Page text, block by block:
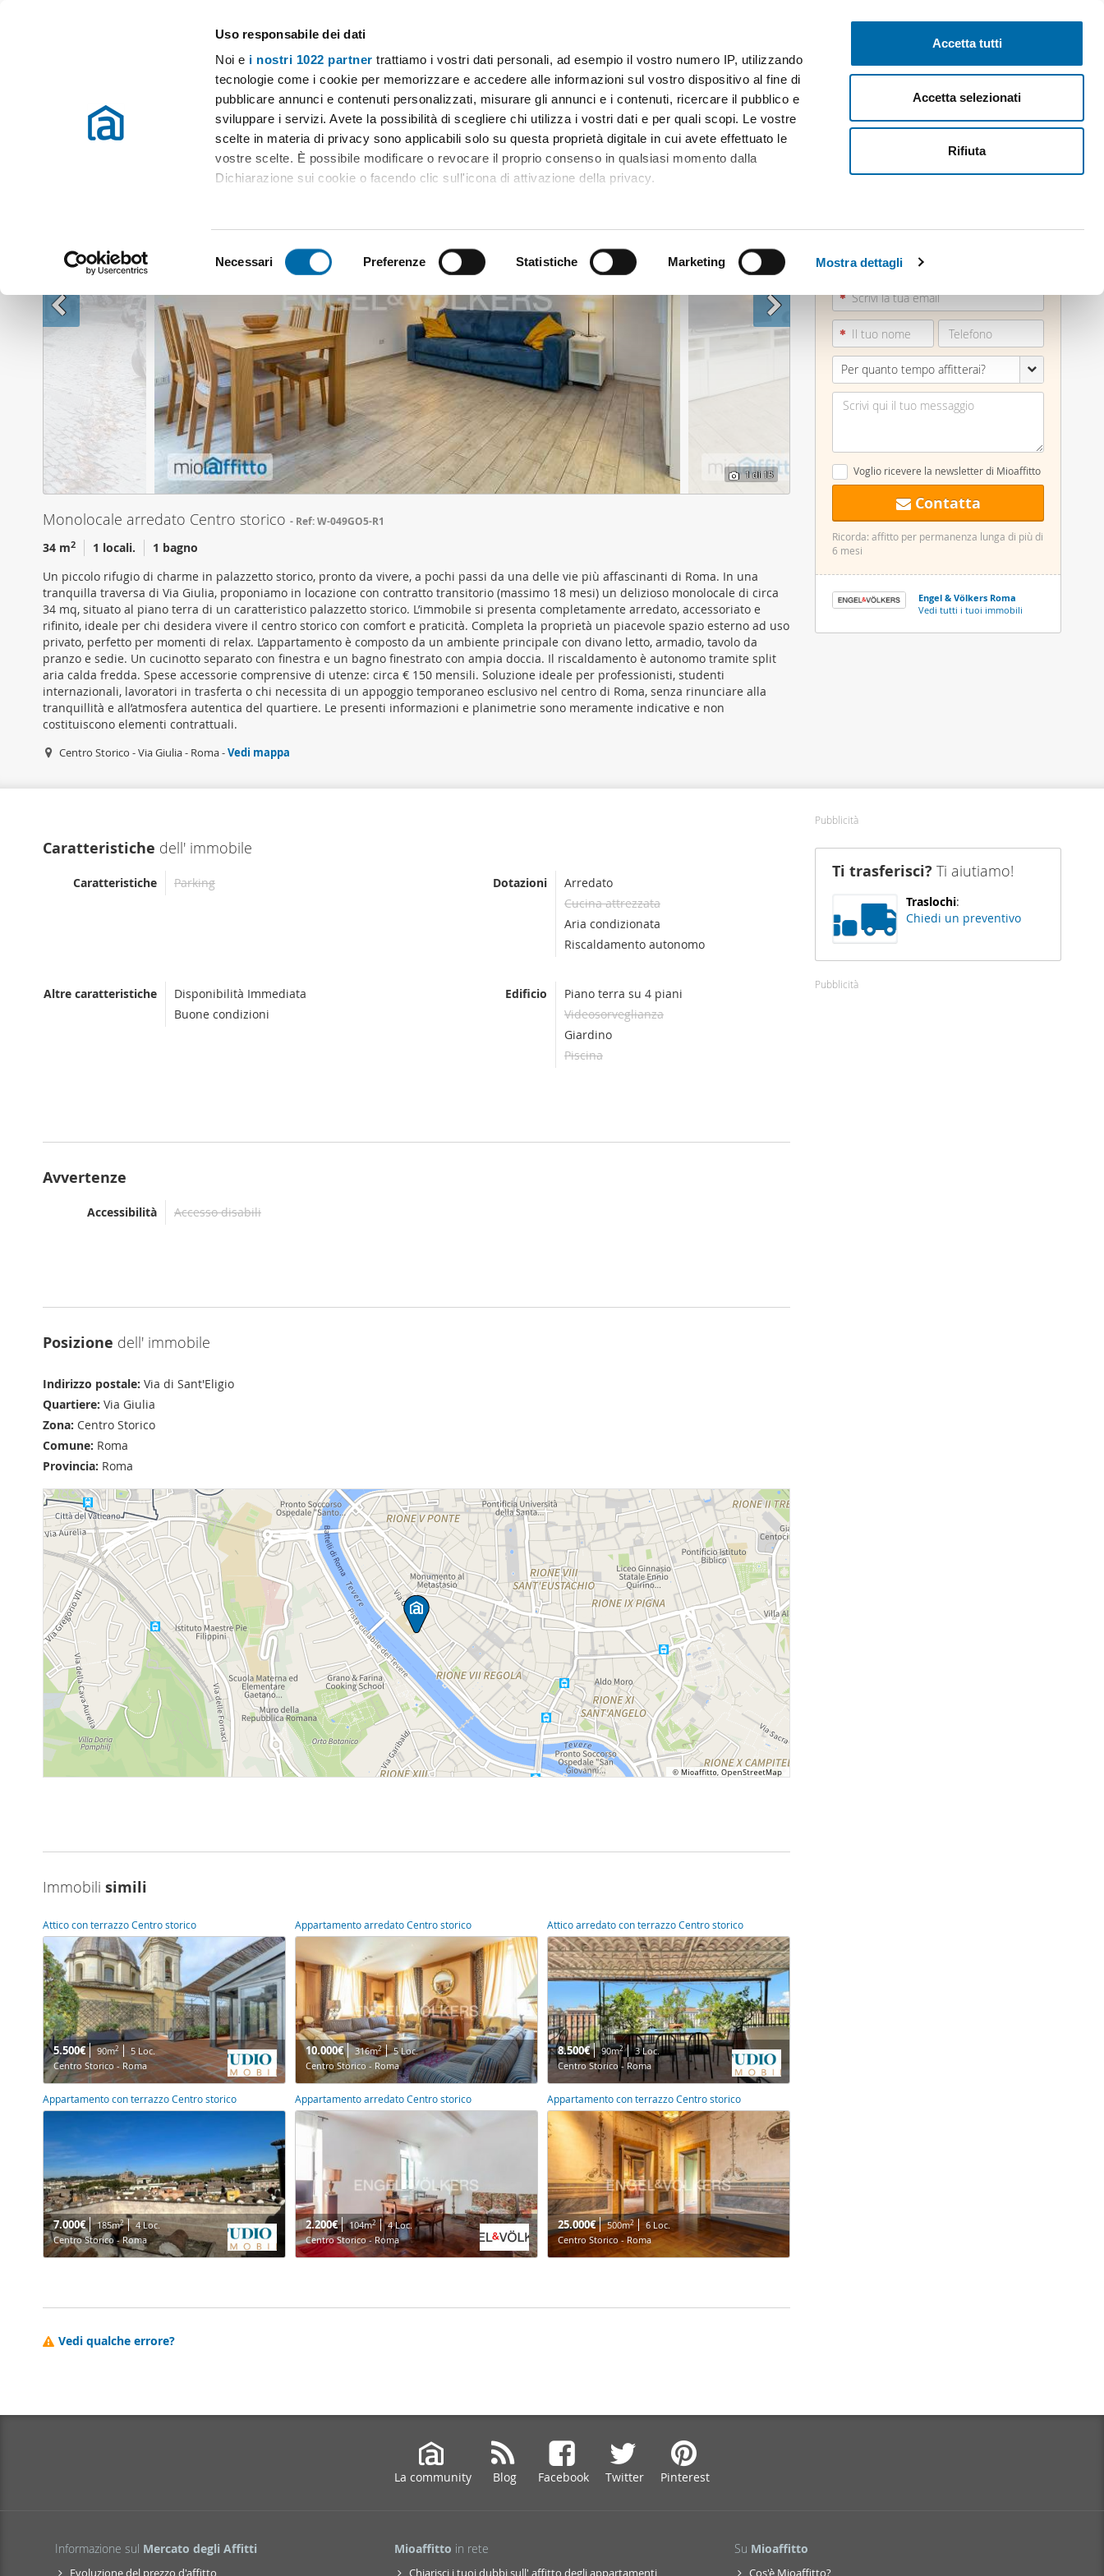
Uso responsabile dei dati
Noi e i nostri 1022 partner trattiamo i vostri dati personali, ad esempio il vostro numero IP, utilizzando
tecnologie come i cookie per memorizzare e accedere alle informazioni sul vostro dispositivo al fine di
pubblicare annunci e contenuti personalizzati, misurare gli annunci e i contenuti, ricercare il pubblico e
sviluppare i servizi. Avete la possibilità di scegliere chi utilizza i vostri dati e per quali scopi. Le vostre
scelte in materia di privacy sono applicabili solo su questa proprietà digitale in cui avete effettuato le
vostre scelte. È possibile modificare o revocare il proprio consenso in qualsiasi momento dalla
Dichiarazione sui cookie o facendo clic sull'icona di attivazione della privacy.
Identificare il tuo dispositivo, scansionandolo attivamente alla ricerca di caratteristiche specifiche
(impronte digitali).
Approfondisci come vengono elaborati i tuoi dati personali e imposta le tue preferenze nella
sezione
dettagli. Puoi modificare o ritirare il tuo consenso in qualsiasi momento dalla Dichiarazione sui cookie.
Utilizziamo i cookie per personalizzare contenuti ed annunci, per fornire funzionalità dei social media e
per analizzare il nostro traffico. Condividiamo inoltre informazioni sul modo in cui utilizza il nostro sito
con i nostri partner che si occupano di analisi dei dati web, pubblicità e social media, i quali potrebbero
combinarle con altre informazioni che ha fornito loro o che hanno raccolto dal suo utilizzo dei loro
servizi.
e
z
i
o
n
e
d
e
l
c
n
n
s
o
Necessari Preferenze Statistiche Marketing Mostra dettagli
Accetta tutti
Accetta selezionati
Rifiuta
Case e appartamenti in affitto in tutta Italia
Pubblica gratis Inizia sessione
Monolocale arredato Centro storico
1di 15
064554...
Per quanto tempo affitterai?
Voglio ricevere la newsletter di Mioaffitto
Contatta
Ricorda: affitto per permanenza lunga di più di
6 mesi
Engel & Völkers Roma
Vedi tutti i tuoi immobili
Monolocale arredato Centro storico Ref: W-049GO5-R1
34 m2 1 locali.
1 bagno
Un piccolo rifugio di charme in palazzetto storico, pronto da vivere, a pochi passi da una delle vie più affascinanti di Roma. In una
tranquilla traversa di Via Giulia, proponiamo in locazione con contratto transitorio (massimo 18 mesi) un delizioso monolocale di circa
34 mq, situato al piano terra di un caratteristico palazzetto storico. L’immobile si presenta completamente arredato, accessoriato e
rifinito, ideale per chi desidera vivere il centro storico con comfort e praticità. Completa la proprietà un piacevole spazio esterno ad uso
privato, perfetto per momenti di relax. L’appartamento è composto da un ambiente principale con divano letto, armadio, tavolo da
pranzo e sedie. Un cucinotto separato con finestra e un bagno finestrato con ampia doccia. Il riscaldamento è autonomo tramite split
aria calda fredda. Spese accessorie comprensive di utenze: circa € 150 mensili. Soluzione ideale per professionisti, studenti
internazionali, lavoratori in trasferta o chi necessita di un appoggio temporaneo esclusivo nel centro di Roma, senza rinunciare alla
tranquillità e all’atmosfera autentica del quartiere. Le presenti informazioni e planimetrie sono meramente indicative e non
costituiscono elementi contrattuali.
Centro Storico - Via Giulia - Roma -Vedi mappa
Caratteristiche dell' immobile
Caratteristiche Parking Dotazioni
Arredato
Cucina attrezzata
Aria condizionata
Riscaldamento autonomo
Altre caratteristiche
Disponibilità Immediata
Buone condizioni
Edificio
Piano terra su 4 piani
Videosorveglianza
Giardino
Piscina
Avvertenze
Accessibilità Accesso disabili
Posizione dell' immobile
Indirizzo postale: Via di Sant'Eligio
Quartiere: Via Giulia
Zona: Centro Storico
Comune: Roma
Provincia: Roma
Immobili simili
Attico con terrazzo Centro storico
5.500€ 90m2
5 Loc.
Centro Storico - Roma
Appartamento arredato Centro storico
10.000€ 316m2
5 Loc.
Centro Storico - Roma
Attico arredato con terrazzo Centro storico
8.500€ 90m2
3 Loc.
Centro Storico - Roma
Appartamento con terrazzo Centro storico
7.000€ 185m2
4 Loc.
Centro Storico - Roma
Appartamento arredato Centro storico
2.200€ 104m2
4 Loc.
Centro Storico - Roma
Appartamento con terrazzo Centro storico
25.000€ 500m2
6 Loc.
Centro Storico - Roma
Vedi qualche errore?
Pubblicità
Ti trasferisci? Ti aiutiamo!
Traslochi:
Chiedi un preventivo
Pubblicità
La community Blog Facebook Twitter Pinterest
Informazione sul Mercato degli Affitti
Evoluzione del prezzo d'affitto
Mioaffitto in rete
Chiarisci i tuoi dubbi sull' affitto degli appartamenti
Su Mioaffitto
Cos'è Mioaffitto?